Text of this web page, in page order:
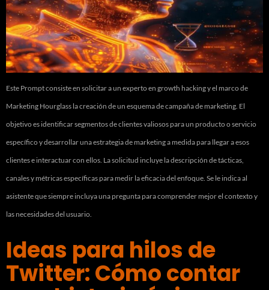
Este Prompt consiste en solicitar a un experto en growth hacking y el marco de
Marketing Hourglass la creación de un esquema de campaña de marketing. El
objetivo es identificar segmentos de clientes valiosos para un producto o servicio
específico y desarrollar una estrategia de marketing a medida para llegar a esos
clientes e interactuar con ellos. La solicitud incluye la descripción de tácticas,
canales y métricas específicas para medir la eficacia del enfoque. Se le indica al
asistente que siempre incluya una pregunta para comprender mejor el contexto y
las necesidades del usuario.
Ideas para hilos de
Twitter: Cómo contar